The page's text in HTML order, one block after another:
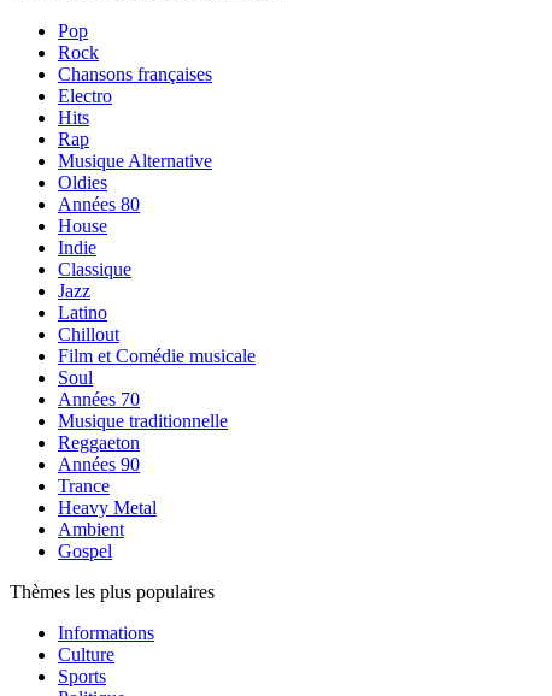
Pop
Rock
Chansons françaises
Electro
Hits
Rap
Musique Alternative
Oldies
Années 80
House
Indie
Classique
Jazz
Latino
Chillout
Film et Comédie musicale
Soul
Années 70
Musique traditionnelle
Reggaeton
Années 90
Trance
Heavy Metal
Ambient
Gospel
Thèmes les plus populaires
Informations
Culture
Sports